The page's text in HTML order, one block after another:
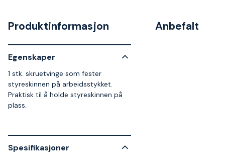
Produktinformasjon
Egenskaper
1 stk. skruetvinge som fester
styreskinnen på arbeidsstykket.
Praktisk til å holde styreskinnen på
plass.
Spesifikasjoner
Anbefalt